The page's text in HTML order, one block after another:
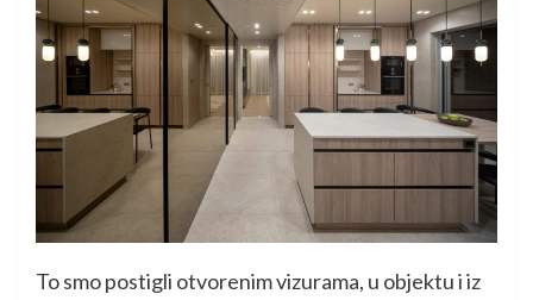
To smo postigli otvorenim vizurama, u objektu i iz